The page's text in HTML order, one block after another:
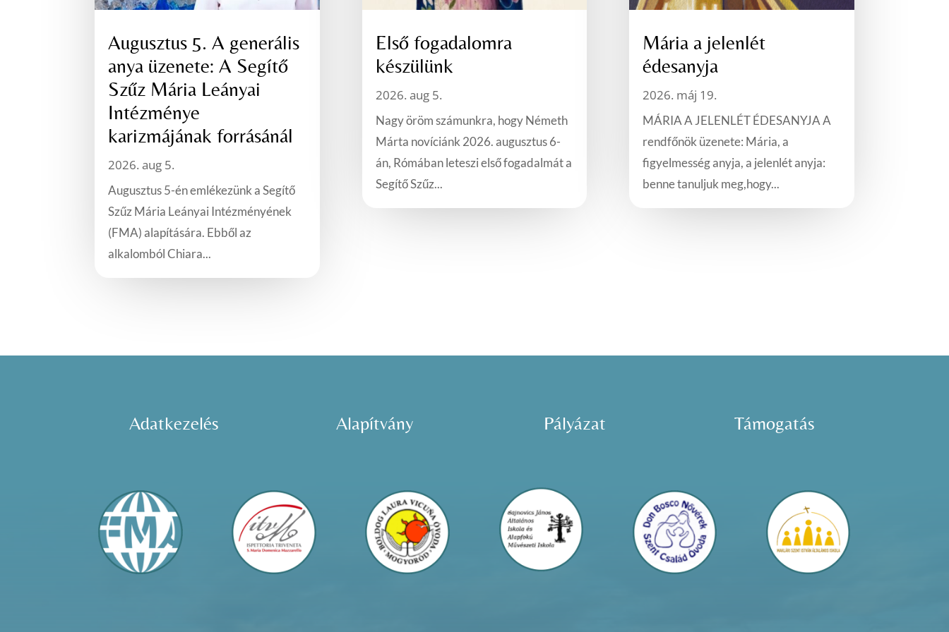
Augusztus 5. A generális
anya üzenete: A Segítő
Szűz Mária Leányai
Intézménye
karizmájának forrásánál
2026. aug 5.
Augusztus 5-én emlékezünk a Segítő
Szűz Mária Leányai Intézményének
(FMA) alapítására. Ebből az
alkalomból Chiara...
Első fogadalomra
készülünk
2026. aug 5.
Nagy öröm számunkra, hogy Németh
Márta novíciánk 2026. augusztus 6-
án, Rómában leteszi első fogadalmát a
Segítő Szűz...
Mária a jelenlét
édesanyja
2026. máj 19.
MÁRIA A JELENLÉT ÉDESANYJA A
rendfőnök üzenete: Mária, a
figyelmesség anyja, a jelenlét anyja:
benne tanuljuk meg,hogy...
Adatkezelés Alapítvány Pályázat Támogatás